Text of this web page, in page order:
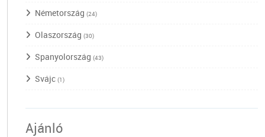
Németország (24)
Olaszország (30)
Spanyolország (43)
Svájc (1)
Ajánló